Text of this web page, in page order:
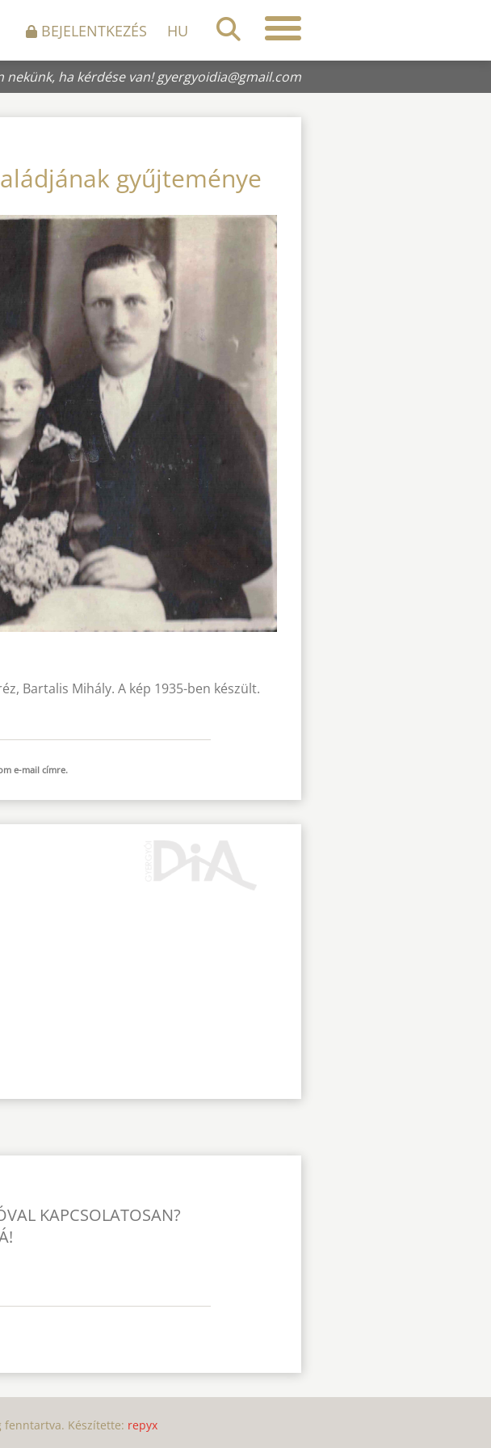
BEJELENTKEZÉS HU
nekünk, ha kérdése van!gyergyoidia@gmail.com
gyűjteménye
Bartalis Mihály. A kép 1935-ben készült.
e-mailcímre.
KAPCSOLATOSAN?
Készítette: repyx